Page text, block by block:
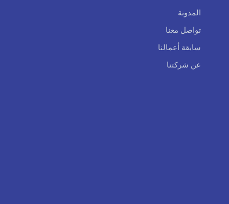
المدونة
تواصل معنا
سابقة أعمالنا
عن شركتنا